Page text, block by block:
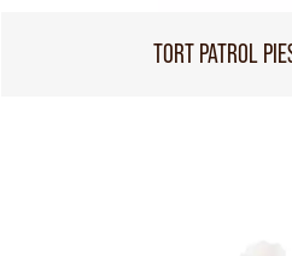
TORT PATROL